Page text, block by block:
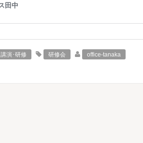
講演･研修 研修会 office-tanaka